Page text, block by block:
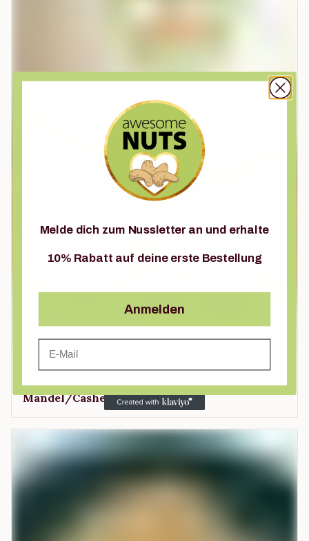
Vorheriger Artikel
Mandel/Cashew Nussmilch
Melde dich zum Nussletter an und erhalte
10% Rabatt auf deine erste Bestellung
Anmelden
Email